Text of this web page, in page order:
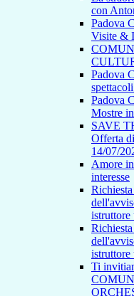
con
Padova
Visite &
Padova
Padova
Mostre
SAVE
Offerta
14/07/
Amore
interesse
istruttore
istruttore
Ti